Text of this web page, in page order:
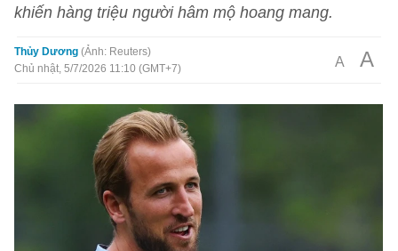
khiến hàng triệu người hâm mộ hoang mang.
Thủy Dương Ảnh: Reuters
Chủ nhật, 5/7/2026 11:10 (GMT+7)
A A